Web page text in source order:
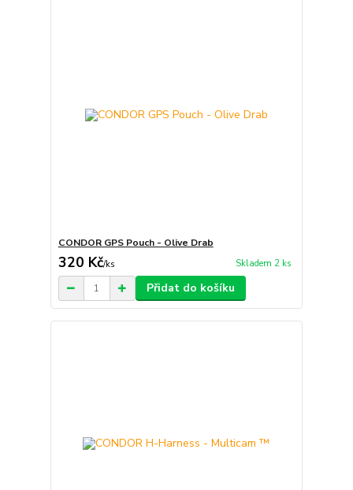
CONDOR GPS Pouch - Olive Drab
320 Kč/ks Skladem 2 ks
Přidat do košíku